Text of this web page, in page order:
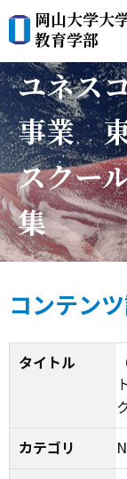
岡山大学大
教育学部
（報告
ユネス
事業 東
スクー
集
コンテン
タイトル
カテゴリ